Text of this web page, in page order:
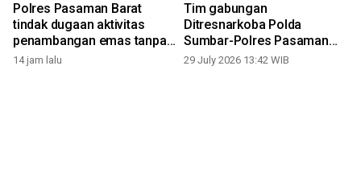
Polres Pasaman Barat
tindak dugaan aktivitas
penambangan emas tanpa
izin
14 jam lalu
Tim gabungan
Ditresnarkoba Polda
Sumbar-Polres Pasaman
Barat gagalkan peredaran
29 July 2026 13:42 WIB